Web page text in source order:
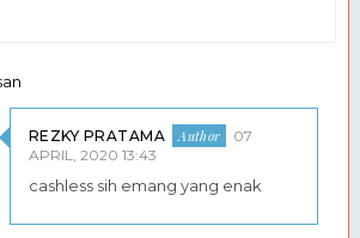
REZKY PRATAMA
07
APRIL, 2020 13:43
cashless sih emang yang enak